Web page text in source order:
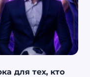
для тех, кто